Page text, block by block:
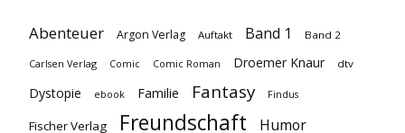
Abenteuer Argon Verlag Auftakt Band 1 Band 2
Carlsen Verlag Comic Comic Roman Droemer Knaur dtv
Dystopie ebook Familie Fantasy Findus
Fischer Verlag Freundschaft Humor